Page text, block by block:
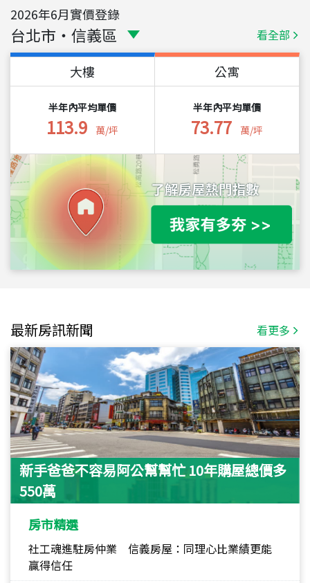
2026年6月實價登錄
台北市 ・ 信義區 看全部
大樓
半年內平均單價
113.9 萬/坪
公寓
半年內平均單價
73.77 萬/坪
最新房訊新聞 看更多
新手爸爸不容易阿公幫幫忙 10年購屋總價多
550萬
房市精選
社工魂進駐房仲業 信義房屋：同理心比業績更能
贏得信任